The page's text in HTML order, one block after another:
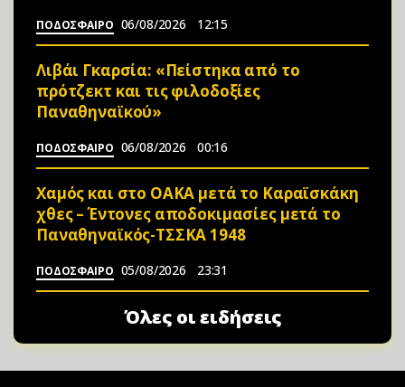
ΠΟΔΟΣΦΑΙΡΟ 06/08/2026 12:15
Λιβάι Γκαρσία: «Πείστηκα από το
πρότζεκτ και τις φιλοδοξίες
Παναθηναϊκού»
ΠΟΔΟΣΦΑΙΡΟ 06/08/2026 00:16
Χαμός και στο ΟΑΚΑ μετά το Καραϊσκάκη
χθες – Έντονες αποδοκιμασίες μετά το
Παναθηναϊκός-ΤΣΣΚΑ 1948
ΠΟΔΟΣΦΑΙΡΟ 05/08/2026 23:31
Όλες οι ειδήσεις